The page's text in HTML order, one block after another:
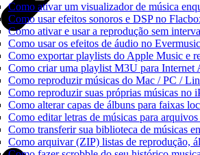
Como ativar um visualizador de música
Como usar efeitos sonoros e DSP no
Como ativar e usar a reprodução sem
Como usar os efeitos de áudio no
Como exportar playlists do Apple Music e
Como criar uma playlist M3U para
Como reproduzir músicas do Mac / PC /
Como reproduzir suas próprias músicas no
Como alterar capas de álbuns para faixas
Como editar letras de músicas para
Como transferir sua biblioteca de músicas
Como arquivar (ZIP) listas de reprodução,